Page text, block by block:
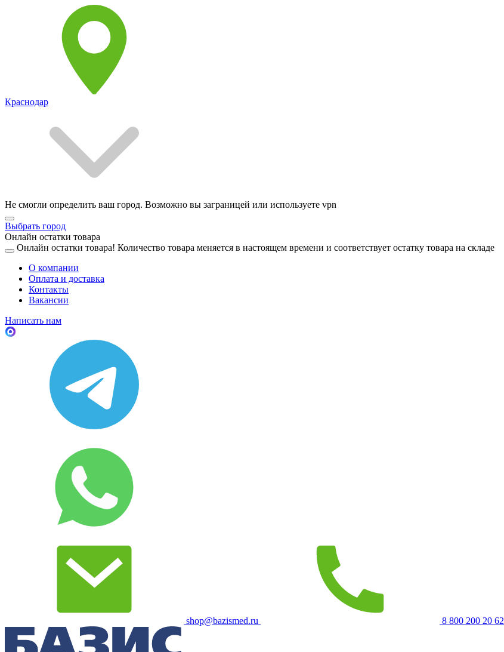
Краснодар
Не смогли определить ваш город. Возможно вы заграницей или используете vpn
Выбрать город
Онлайн остатки товара
Онлайн остатки товара! Количество товара меняется в настоящем времени и соответствует остатку товара на складе
О компании
Оплата и доставка
Контакты
Вакансии
Написать нам
shop@bazismed.ru 8 800 200 20 62